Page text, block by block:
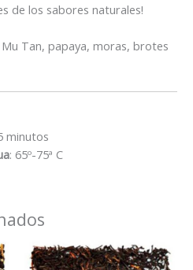
de los sabores naturales!
Mu Tan, papaya, moras, brotes
minutos
: 65º-75ª C